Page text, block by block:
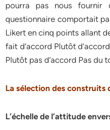
pourra pas nous fournir
questionnaire comportait
Likert en cinq points allant
fait d’accord Plutôt
Plutôt pas d’accord Pas du
La sélection des construits
L’échelle de l’attitude